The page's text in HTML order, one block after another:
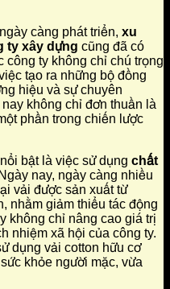
càng phát triển, xu
ty xây dựng cũng đã có
công ty không chỉ chú trọng
tạo ra những bộ đồng
hiệu và sự chuyên
không chỉ đơn thuần là
phần trong chiến lược
bật là việc sử dụng chất
nay, ngày càng nhiều
vải được sản xuất từ
nhằm giảm thiểu tác động
không chỉ nâng cao giá trị
nhiệm xã hội của công ty.
dụng vải cotton hữu cơ
khỏe người mặc, vừa